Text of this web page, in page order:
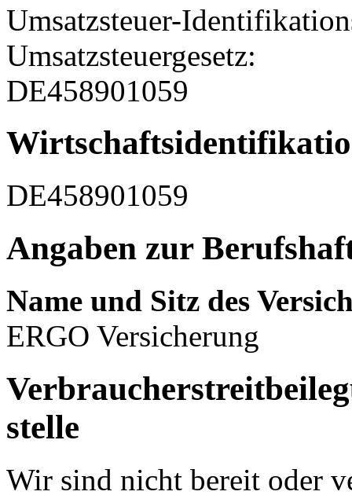
Umsatzsteuer-
Umsatzsteuergesetz:
DE458901059
DE458901059
Angaben zur
Name und Sitz des
ERGO Versicherung
stelle
Wir sind nicht bereit oder